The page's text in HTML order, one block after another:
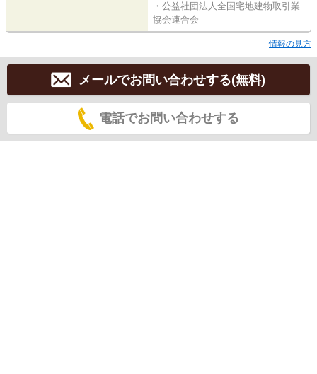
・公益社団法人全国宅地建物取引業
協会連合会
情報の見方
メールでお問い合わせする(無料)
電話でお問い合わせする